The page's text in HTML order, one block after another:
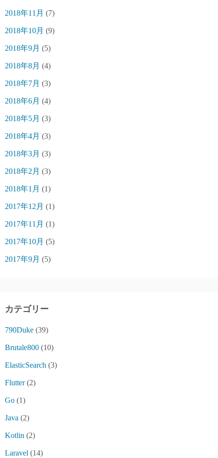
2018年11月 (7)
2018年10月 (9)
2018年9月 (5)
2018年8月 (4)
2018年7月 (3)
2018年6月 (4)
2018年5月 (3)
2018年4月 (3)
2018年3月 (3)
2018年2月 (3)
2018年1月 (1)
2017年12月 (1)
2017年11月 (1)
2017年10月 (5)
2017年9月 (5)
カテゴリー
790Duke (39)
Brutale800 (10)
ElasticSearch (3)
Flutter(2)
Go (1)
Java (2)
Kotlin (2)
Laravel (14)